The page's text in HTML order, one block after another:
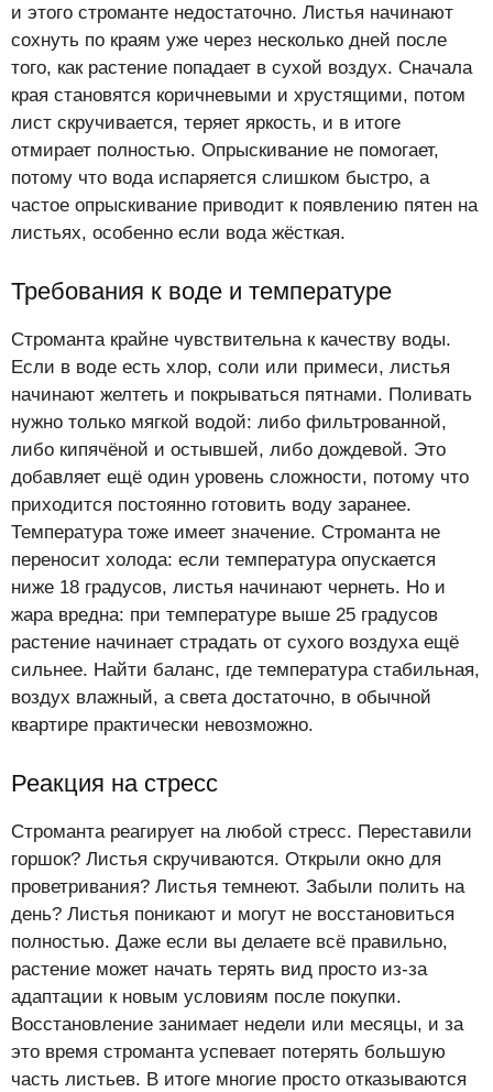
и этого строманте недостаточно. Листья начинают
сохнуть по краям уже через несколько дней после
того, как растение попадает в сухой воздух. Сначала
края становятся коричневыми и хрустящими, потом
лист скручивается, теряет яркость, и в итоге
отмирает полностью. Опрыскивание не помогает,
потому что вода испаряется слишком быстро, а
частое опрыскивание приводит к появлению пятен на
листьях, особенно если вода жёсткая.
Требования к воде и температуре
Строманта крайне чувствительна к качеству воды.
Если в воде есть хлор, соли или примеси, листья
начинают желтеть и покрываться пятнами. Поливать
нужно только мягкой водой: либо фильтрованной,
либо кипячёной и остывшей, либо дождевой. Это
добавляет ещё один уровень сложности, потому что
приходится постоянно готовить воду заранее.
Температура тоже имеет значение. Строманта не
переносит холода: если температура опускается
ниже 18 градусов, листья начинают чернеть. Но и
жара вредна: при температуре выше 25 градусов
растение начинает страдать от сухого воздуха ещё
сильнее. Найти баланс, где температура стабильная,
воздух влажный, а света достаточно, в обычной
квартире практически невозможно.
Реакция на стресс
Строманта реагирует на любой стресс. Переставили
горшок? Листья скручиваются. Открыли окно для
проветривания? Листья темнеют. Забыли полить на
день? Листья поникают и могут не восстановиться
полностью. Даже если вы делаете всё правильно,
растение может начать терять вид просто из-за
адаптации к новым условиям после покупки.
Восстановление занимает недели или месяцы, и за
это время строманта успевает потерять большую
часть листьев. В итоге многие просто отказываются